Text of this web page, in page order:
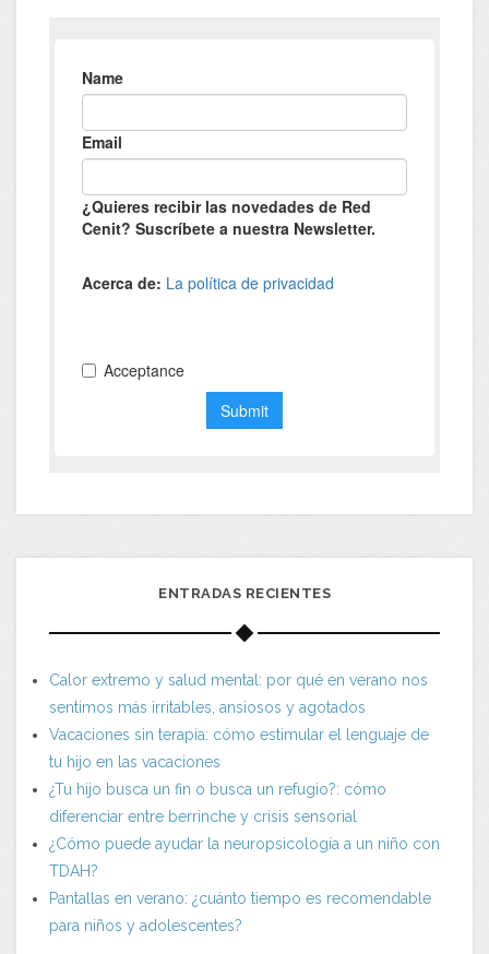
ENTRADAS RECIENTES
Calor extremo y salud mental: por qué en verano nos
sentimos más irritables, ansiosos y agotados
Vacaciones sin terapia: cómo estimular el lenguaje de
tu hijo en las vacaciones
¿Tu hijo busca un fin o busca un refugio?: cómo
diferenciar entre berrinche y crisis sensorial
¿Cómo puede ayudar la neuropsicología a un niño con
TDAH?
Pantallas en verano: ¿cuánto tiempo es recomendable
para niños y adolescentes?